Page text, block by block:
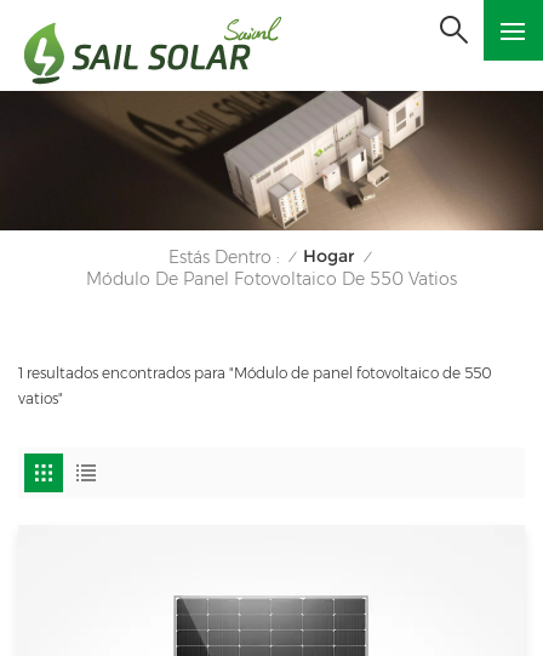
Estás Dentro : / Hogar /
Módulo De Panel Fotovoltaico De 550 Vatios
1 resultados encontrados para "Módulo de panel fotovoltaico de 550
vatios"